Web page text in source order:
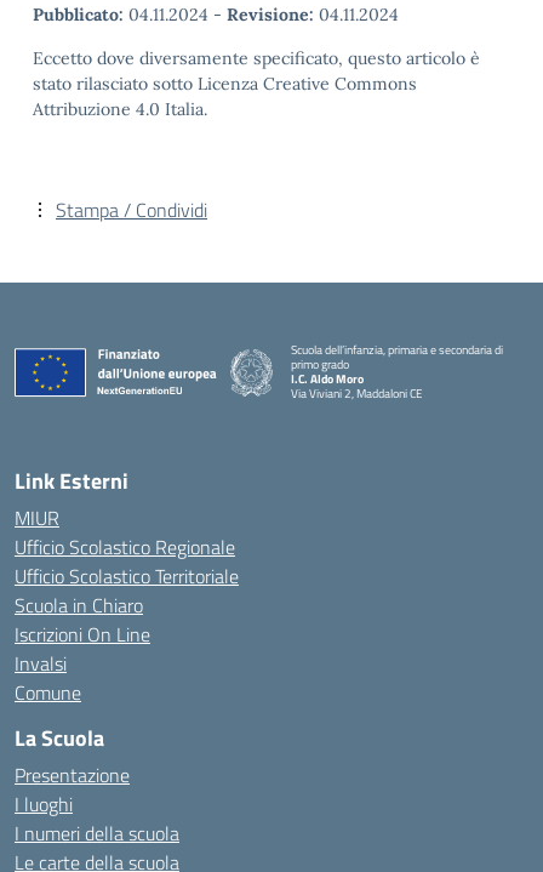
Pubblicato: 04.11.2024 - Revisione: 04.11.2024
Eccetto dove diversamente specificato, questo articolo è
stato rilasciato sotto Licenza Creative Commons
Attribuzione 4.0 Italia.
Stampa / Condividi
Scuola dell’infanzia, primaria e secondaria di
primo grado
I.C. Aldo Moro
Via Viviani 2, Maddaloni CE
Link Esterni
MIUR
Ufficio Scolastico Regionale
Ufficio Scolastico Territoriale
Scuola in Chiaro
Iscrizioni On Line
Invalsi
Comune
La Scuola
Presentazione
I luoghi
I numeri della scuola
Le carte della scuola